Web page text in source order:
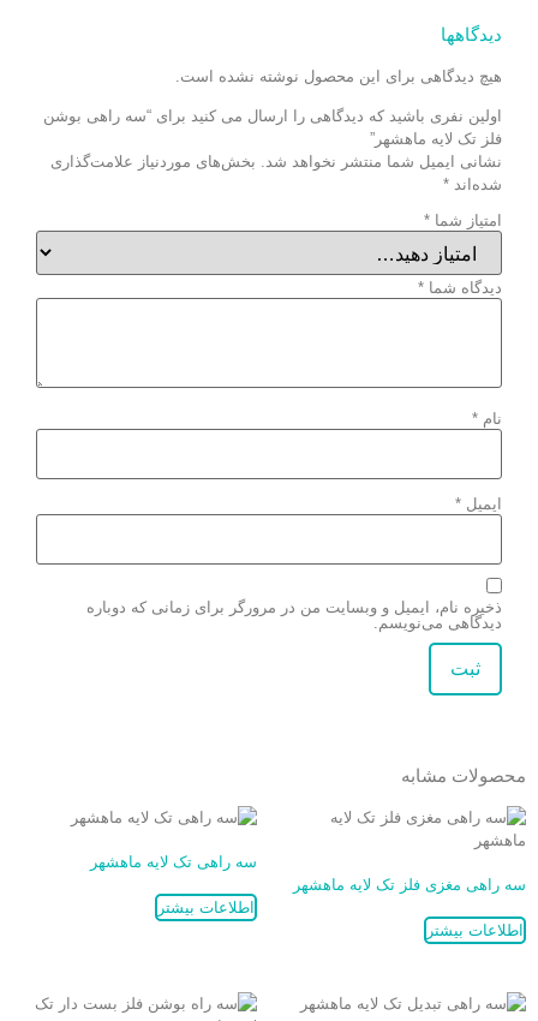
دیدگاهها
هیچ دیدگاهی برای این محصول نوشته نشده است.
اولین نفری باشید که دیدگاهی را ارسال می کنید برای “سه راهی بوشن
فلز تک لایه ماهشهر”
نشانی ایمیل شما منتشر نخواهد شد. بخش‌های موردنیاز علامت‌گذاری
شده‌اند *
امتیاز شما *
دیدگاه شما *
نام *
ایمیل *
ذخیره نام، ایمیل و وبسایت من در مرورگر برای زمانی که دوباره
دیدگاهی می‌نویسم.
محصولات مشابه
سه راهی مغزی فلز تک لایه ماهشهر
اطلاعات بیشتر
سه راهی تک لایه ماهشهر
اطلاعات بیشتر